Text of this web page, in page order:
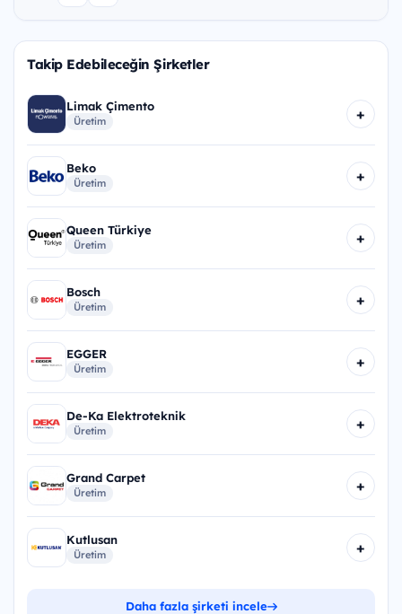
Takip Edebileceğin Şirketler
Limak Çimento
Üretim +
Beko
Üretim +
Queen Türkiye
Üretim +
Bosch
Üretim +
EGGER
Üretim +
De-Ka Elektroteknik
Üretim +
Grand Carpet
Üretim +
Kutlusan
Üretim +
Daha fazla şirketi incele